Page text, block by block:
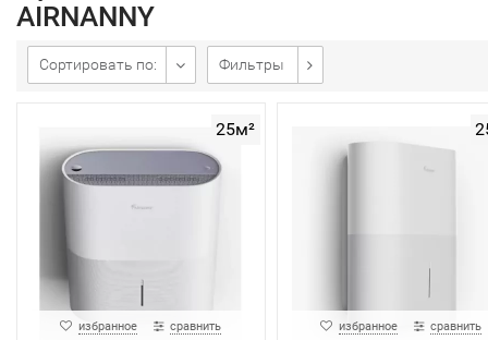
AIRNANNY
Сортировать по: Фильтры
25м²
избранное сравнить избранное сравнить